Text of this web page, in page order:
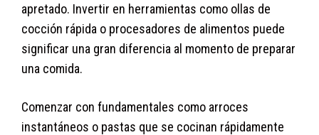
apretado. Invertir en herramientas como ollas de
cocción rápida o procesadores de alimentos puede
significar una gran diferencia al momento de preparar
una comida.
Comenzar con fundamentales como arroces
instantáneos o pastas que se cocinan rápidamente